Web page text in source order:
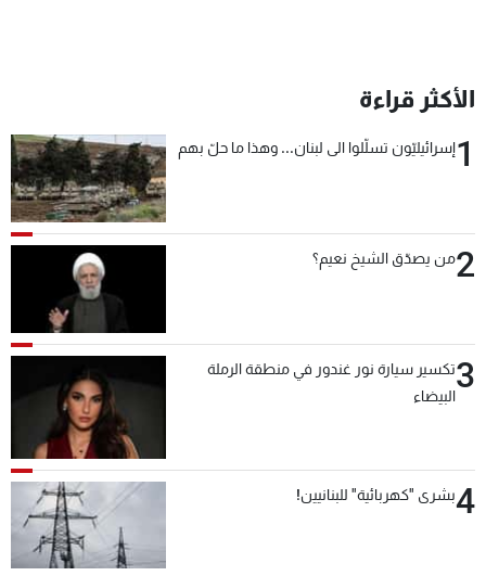
الأكثر قراءة
1إسرائيليّون تسلّلوا الى لبنان... وهذا ما حلّ بهم
2من يصدّق الشيخ نعيم؟
3تكسير سيارة نور غندور في منطقة الرملة
البيضاء
4بشرى "كهربائية" للبنانيين!